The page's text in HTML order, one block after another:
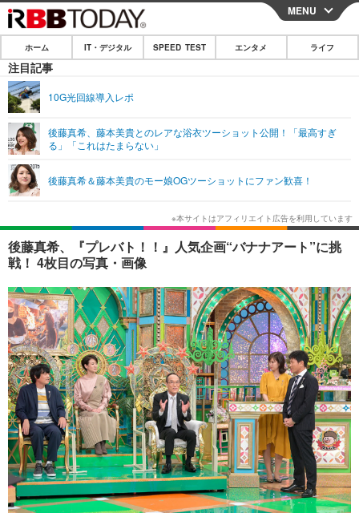
CLOSE
ホーム
IT・デジタル
ネタ
ショッピング その他
SPEED TEST
エンタメ
エンタメTOP 映画・ドラマ
韓国・芸能
音楽 スポーツ
ショッピング その他
ライフ
ライフTOP グルメ
ペット ショッピング
その他
リリース一覧
プッシュ通知の停止方法
MENU
ホーム IT・デジタル SPEED TEST エンタメ ライフ
注目記事
10G光回線導入レポ
後藤真希、藤本美貴とのレアな浴衣ツーショット公開！「最高すぎ
る」「これはたまらない」
後藤真希＆藤本美貴のモー娘OGツーショットにファン歓喜！
後藤真希、『プレバト！！』人気企画“バナナアート”に挑
戦！ 4枚目の写真・画像